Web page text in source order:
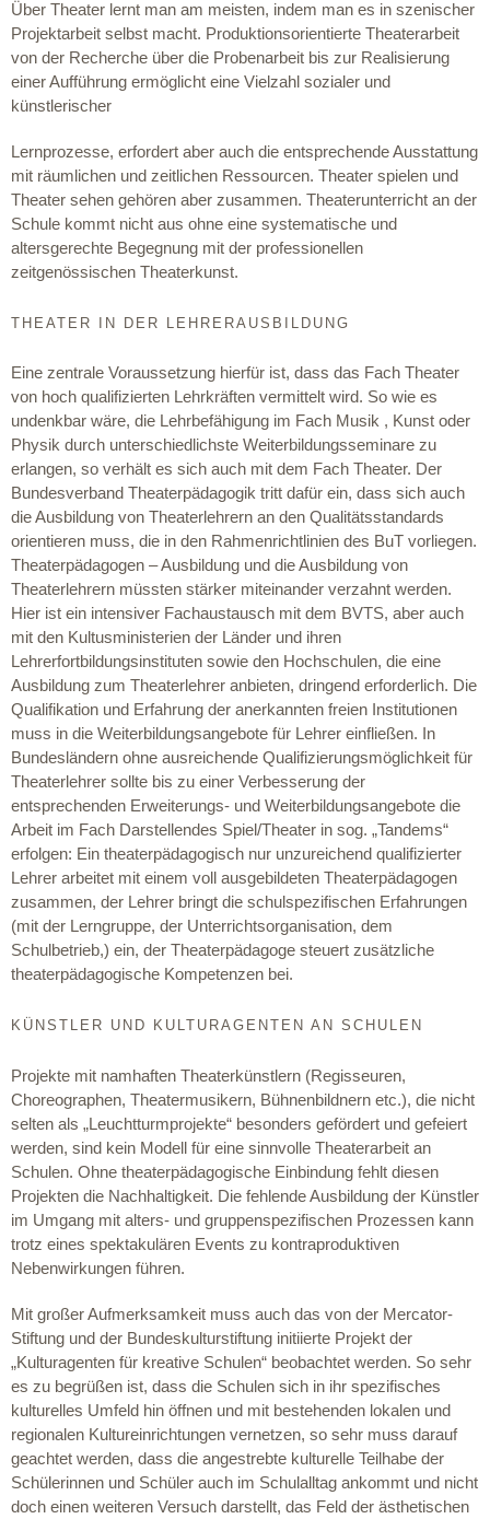
Über Theater lernt man am meisten, indem man es in szenischer
Projektarbeit selbst macht. Produktionsorientierte Theaterarbeit
von der Recherche über die Probenarbeit bis zur Realisierung
einer Aufführung ermöglicht eine Vielzahl sozialer und
künstlerischer
Lernprozesse, erfordert aber auch die entsprechende Ausstattung
mit räumlichen und zeitlichen Ressourcen. Theater spielen und
Theater sehen gehören aber zusammen. Theaterunterricht an der
Schule kommt nicht aus ohne eine systematische und
altersgerechte Begegnung mit der professionellen
zeitgenössischen Theaterkunst.
THEATER IN DER LEHRERAUSBILDUNG
Eine zentrale Voraussetzung hierfür ist, dass das Fach Theater
von hoch qualifizierten Lehrkräften vermittelt wird. So wie es
undenkbar wäre, die Lehrbefähigung im Fach Musik , Kunst oder
Physik durch unterschiedlichste Weiterbildungsseminare zu
erlangen, so verhält es sich auch mit dem Fach Theater. Der
Bundesverband Theaterpädagogik tritt dafür ein, dass sich auch
die Ausbildung von Theaterlehrern an den Qualitätsstandards
orientieren muss, die in den Rahmenrichtlinien des BuT vorliegen.
Theaterpädagogen – Ausbildung und die Ausbildung von
Theaterlehrern müssten stärker miteinander verzahnt werden.
Hier ist ein intensiver Fachaustausch mit dem BVTS, aber auch
mit den Kultusministerien der Länder und ihren
Lehrerfortbildungsinstituten sowie den Hochschulen, die eine
Ausbildung zum Theaterlehrer anbieten, dringend erforderlich. Die
Qualifikation und Erfahrung der anerkannten freien Institutionen
muss in die Weiterbildungsangebote für Lehrer einfließen. In
Bundesländern ohne ausreichende Qualifizierungsmöglichkeit für
Theaterlehrer sollte bis zu einer Verbesserung der
entsprechenden Erweiterungs- und Weiterbildungsangebote die
Arbeit im Fach Darstellendes Spiel/Theater in sog. „Tandems“
erfolgen: Ein theaterpädagogisch nur unzureichend qualifizierter
Lehrer arbeitet mit einem voll ausgebildeten Theaterpädagogen
zusammen, der Lehrer bringt die schulspezifischen Erfahrungen
(mit der Lerngruppe, der Unterrichtsorganisation, dem
Schulbetrieb,) ein, der Theaterpädagoge steuert zusätzliche
theaterpädagogische Kompetenzen bei.
KÜNSTLER UND KULTURAGENTEN AN SCHULEN
Projekte mit namhaften Theaterkünstlern (Regisseuren,
Choreographen, Theatermusikern, Bühnenbildnern etc.), die nicht
selten als „Leuchtturmprojekte“ besonders gefördert und gefeiert
werden, sind kein Modell für eine sinnvolle Theaterarbeit an
Schulen. Ohne theaterpädagogische Einbindung fehlt diesen
Projekten die Nachhaltigkeit. Die fehlende Ausbildung der Künstler
im Umgang mit alters- und gruppenspezifischen Prozessen kann
trotz eines spektakulären Events zu kontraproduktiven
Nebenwirkungen führen.
Mit großer Aufmerksamkeit muss auch das von der Mercator-
Stiftung und der Bundeskulturstiftung initiierte Projekt der
„Kulturagenten für kreative Schulen“ beobachtet werden. So sehr
es zu begrüßen ist, dass die Schulen sich in ihr spezifisches
kulturelles Umfeld hin öffnen und mit bestehenden lokalen und
regionalen Kultureinrichtungen vernetzen, so sehr muss darauf
geachtet werden, dass die angestrebte kulturelle Teilhabe der
Schülerinnen und Schüler auch im Schulalltag ankommt und nicht
doch einen weiteren Versuch darstellt, das Feld der ästhetischen